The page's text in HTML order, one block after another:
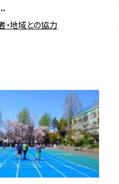
地域との協力